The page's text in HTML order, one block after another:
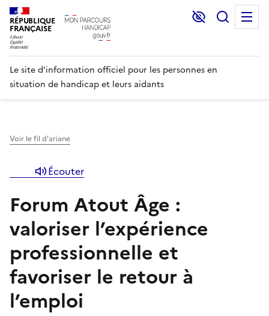
RÉPUBLIQUE
FRANÇAISE
Lecture et
Le site d'information officiel pour les personnes en
situation de handicap et leurs aidants
Voir le fil d'ariane
Écouter
Forum Atout Âge :
valoriser l’expérience
professionnelle et
favoriser le retour à
l’emploi